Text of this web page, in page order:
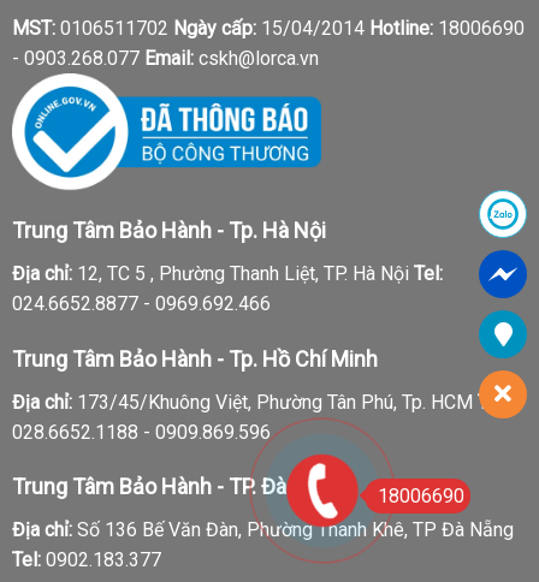
MST:0106511702 Ngày cấp:15/04/2014 Hotline:18006690
- 0903.268.077 Email:cskh@lorca.vn
Trung Tâm Bảo Hành - Tp. Hà Nội
Địa chỉ:12, TC 5 , Phường Thanh Liệt, TP. Hà Nội Tel:
024.6652.8877 - 0969.692.466
Trung Tâm Bảo Hành - Tp. Hồ Chí Minh
Địa chỉ:173/45/Khuông Việt, Phường Tân Phú, Tp. HCM Tel:
028.6652.1188 - 0909.869.596
Trung Tâm Bảo Hành - TP. Đà Nẵng
Địa chỉ:Số 136 Bế Văn Đàn, Phường Thanh Khê, TP Đà Nẵng
Tel:0902.183.377
18006690